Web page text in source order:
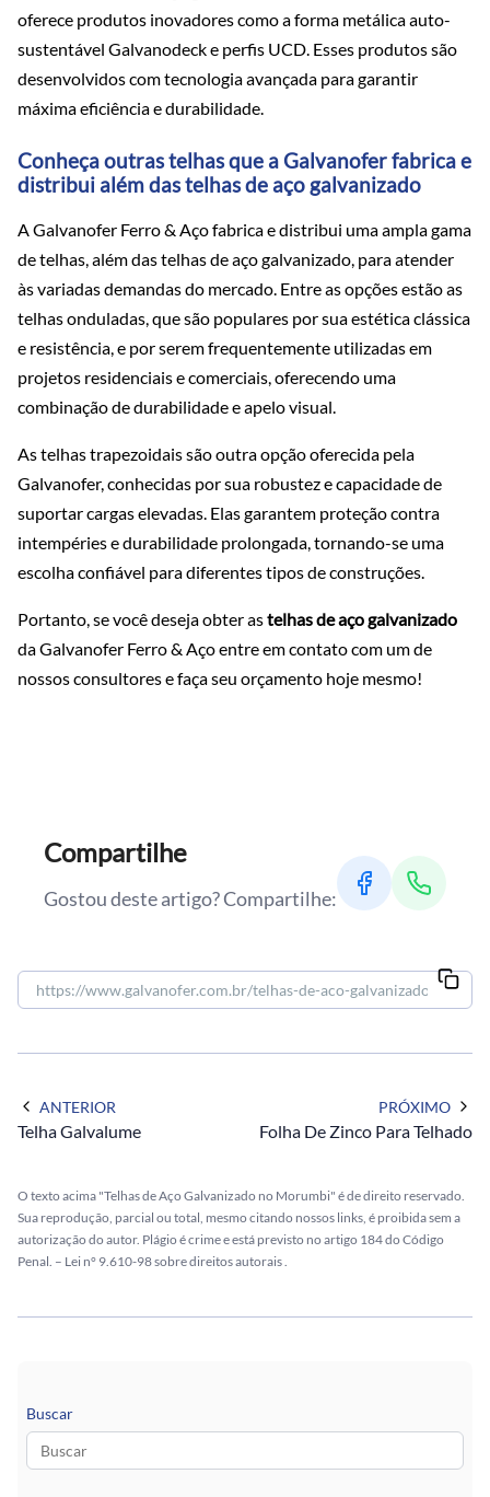
oferece produtos inovadores como a forma metálica auto-
sustentável Galvanodeck e perfis UCD. Esses produtos são
desenvolvidos com tecnologia avançada para garantir
máxima eficiência e durabilidade.
Conheça outras telhas que a Galvanofer fabrica e
distribui além das telhas de aço galvanizado
A Galvanofer Ferro & Aço fabrica e distribui uma ampla gama
de telhas, além das telhas de aço galvanizado, para atender
às variadas demandas do mercado. Entre as opções estão as
telhas onduladas, que são populares por sua estética clássica
e resistência, e por serem frequentemente utilizadas em
projetos residenciais e comerciais, oferecendo uma
combinação de durabilidade e apelo visual.
As telhas trapezoidais são outra opção oferecida pela
Galvanofer, conhecidas por sua robustez e capacidade de
suportar cargas elevadas. Elas garantem proteção contra
intempéries e durabilidade prolongada, tornando-se uma
escolha confiável para diferentes tipos de construções.
Portanto, se você deseja obter astelhas de aço galvanizado
da Galvanofer Ferro & Aço entre em contato com um de
nossos consultores e faça seu orçamento hoje mesmo!
Compartilhe
Gostou deste artigo? Compartilhe:
ANTERIOR
Telha Galvalume
PRÓXIMO
Folha De Zinco Para Telhado
O texto acima "Telhas de Aço Galvanizado no Morumbi" é de direito reservado.
Sua reprodução, parcial ou total, mesmo citando nossos links, é proibida sem a
autorização do autor. Plágio é crime e está previsto no artigo 184 do Código
Penal. – Lei n° 9.610-98 sobre direitos autorais
Buscar